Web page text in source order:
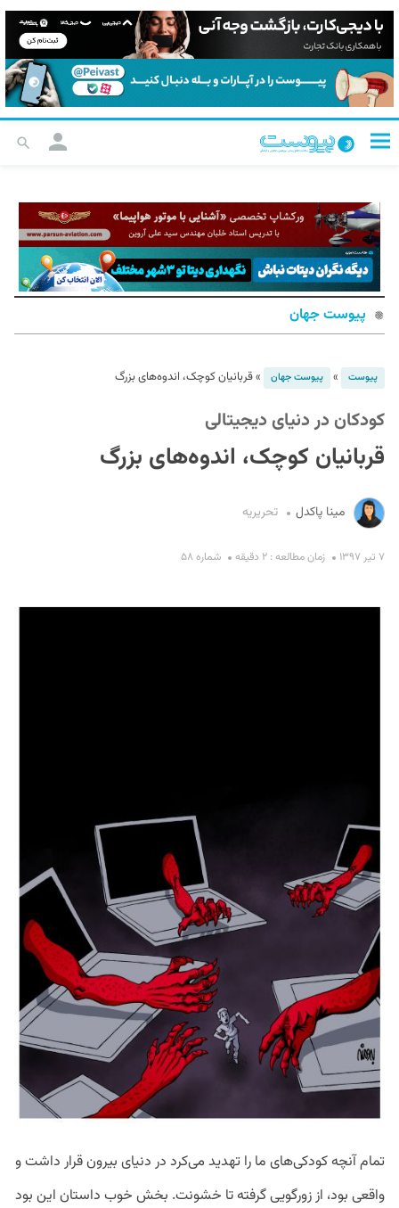
پیوست جهان
پیوست » پیوست جهان »قربانیان کوچک، اندوه‌های بزرگ
کودکان در دنیای دیجیتالی
قربانیان کوچک، اندوه‌های بزرگ
مینا پاکدل تحریریه
۷ تیر ۱۳۹۷ زمان مطالعه : ۲ دقیقه شماره ۵۸
تمام آنچه کودکی‌های ما را تهدید می‌کرد در دنیای بیرون قرار داشت و
واقعی بود، از زورگویی گرفته تا خشونت. بخش خوب داستان این بود